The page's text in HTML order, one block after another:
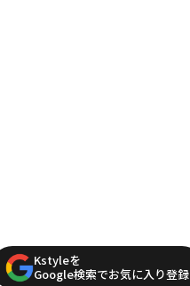
Kstyleを
Google検索でお気に入り登録